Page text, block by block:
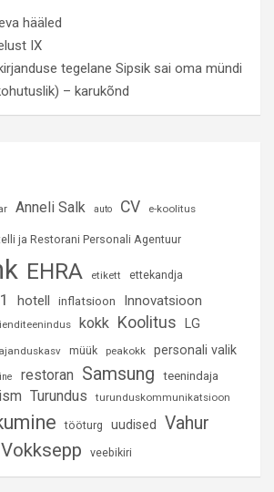
hääled
IX
tegelane Sipsik sai oma mündi
– karukõnd
Anneli Salk auto CV e-koolitus
ja Restorani Personali Agentuur
EHRA etikett ettekandja
hotell inflatsioon Innovatsioon
kokk Koolitus LG
müük peakokk personali valik
restoran Samsung
teenindaja
Turundus turunduskommunikatsioon
tööturg uudised
Vahur
veebikiri